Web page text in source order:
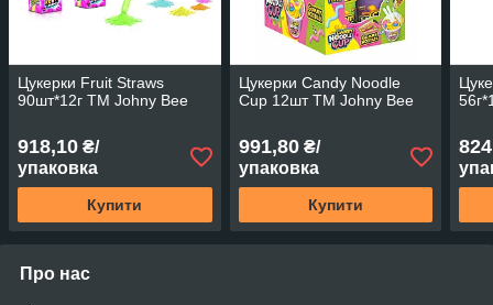
Цукерки Fruit Straws
90шт*12г TM Johny Bee
918,10 ₴/
упаковка
Купити
Цукерки Candy Noodle
Cup 12шт TM Johny Bee
991,80₴/
упаковка
Купити
Про нас